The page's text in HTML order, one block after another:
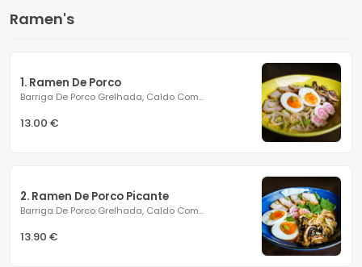
Ramen's
1. Ramen De Porco
Barriga De Porco Grelhada, Caldo Com...
13.00 €
2. Ramen De Porco Picante
Barriga De Porco Grelhada, Caldo Com...
13.90 €